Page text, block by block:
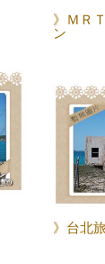
》ＭＲ
ン
》台北